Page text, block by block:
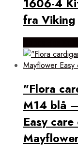
1606-4
fra Viking
"Flora
M14 blå
Easy